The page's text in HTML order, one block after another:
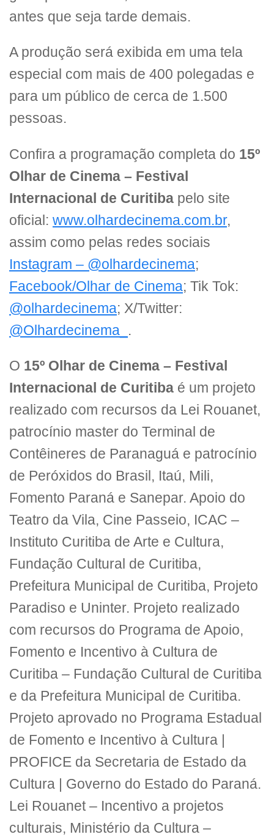
antes que seja tarde demais.
A produção será exibida em uma tela
especial com mais de 400 polegadas e
para um público de cerca de 1.500
pessoas.
Confira a programação completa do 15º
Olhar de Cinema – Festival
Internacional de Curitiba pelo site
oficial: www.olhardecinema.com.br,
assim como pelas redes sociais
Instagram – @olhardecinema;
Facebook/Olhar de Cinema; Tik Tok:
@olhardecinema; X/Twitter:
@Olhardecinema_ .
O 15º Olhar de Cinema – Festival
Internacional de Curitiba é um projeto
realizado com recursos da Lei Rouanet,
patrocínio master do Terminal de
Contêineres de Paranaguá e patrocínio
de Peróxidos do Brasil, Itaú, Mili,
Fomento Paraná e Sanepar. Apoio do
Teatro da Vila, Cine Passeio, ICAC –
Instituto Curitiba de Arte e Cultura,
Fundação Cultural de Curitiba,
Prefeitura Municipal de Curitiba, Projeto
Paradiso e Uninter. Projeto realizado
com recursos do Programa de Apoio,
Fomento e Incentivo à Cultura de
Curitiba – Fundação Cultural de Curitiba
e da Prefeitura Municipal de Curitiba.
Projeto aprovado no Programa Estadual
de Fomento e Incentivo à Cultura |
PROFICE da Secretaria de Estado da
Cultura | Governo do Estado do Paraná.
Lei Rouanet – Incentivo a projetos
culturais, Ministério da Cultura –